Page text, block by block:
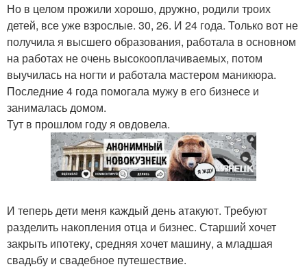
Но в целом прожили хорошо, дружно, родили троих
детей, все уже взрослые. 30, 26. И 24 года. Только вот не
получила я высшего образования, работала в основном
на работах не очень высокооплачиваемых, потом
выучилась на ногти и работала мастером маникюра.
Последние 4 года помогала мужу в его бизнесе и
занималась домом.
Тут в прошлом году я овдовела.
И теперь дети меня каждый день атакуют. Требуют
разделить накопления отца и бизнес. Старший хочет
закрыть ипотеку, средняя хочет машину, а младшая
свадьбу и свадебное путешествие.